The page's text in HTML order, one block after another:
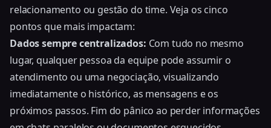
relacionamento ou gestão do time. Veja os cinco
pontos que mais impactam:
Dados sempre centralizados: Com tudo no mesmo
lugar, qualquer pessoa da equipe pode assumir o
atendimento ou uma negociação, visualizando
imediatamente o histórico, as mensagens e os
próximos passos. Fim do pânico ao perder informações